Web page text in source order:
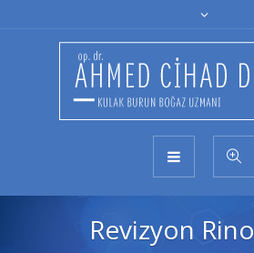
Revizyon